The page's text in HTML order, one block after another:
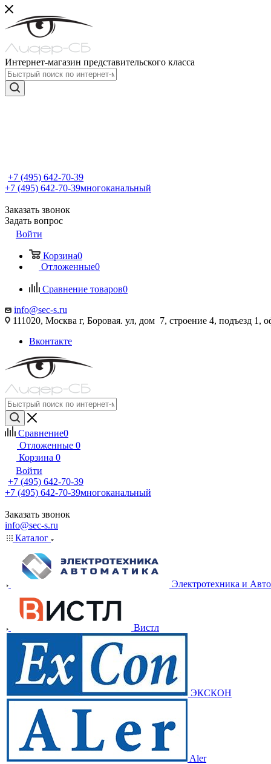
Интернет-магазин представительского класса
+7 (495) 642-70-39
+7 (495) 642-70-39многоканальный
Заказать звонок
Задать вопрос
Войти
Корзина0
Отложенные0
Сравнение товаров0
info@sec-s.ru
111020, Москва г, Боровая. ул, дом 7, строение 4, подъезд 1,
Вконтакте
Сравнение0
Отложенные 0
Корзина 0
Войти
+7 (495) 642-70-39
+7 (495) 642-70-39многоканальный
Заказать звонок
info@sec-s.ru
Каталог
Электротехника и
Вистл
ЭКСКОН
Aler